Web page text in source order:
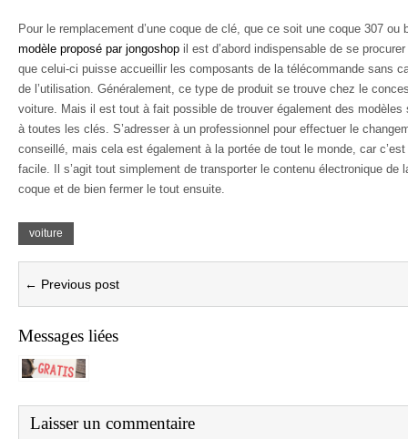
Pour le remplacement d’une coque de clé, que ce soit une coque 307 ou
modèle proposé par jongoshop il est d’abord indispensable de se
que celui-ci puisse accueillir les composants de la télécommande sans
de l’utilisation. Généralement, ce type de produit se trouve chez le
voiture. Mais il est tout à fait possible de trouver également des modèles
à toutes les clés. S’adresser à un professionnel pour effectuer le
conseillé, mais cela est également à la portée de tout le monde, car
facile. Il s’agit tout simplement de transporter le contenu électronique de
coque et de bien fermer le tout ensuite.
voiture
← Previous post
Messages liées
Laisser un commentaire